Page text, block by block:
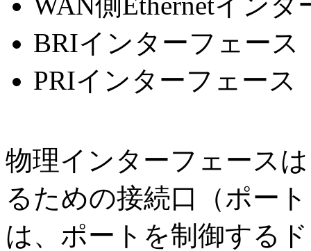
BRIインターフェース
PRIインターフェース
物理インターフェース
るための接続口（ポー
は、ポートを制御する